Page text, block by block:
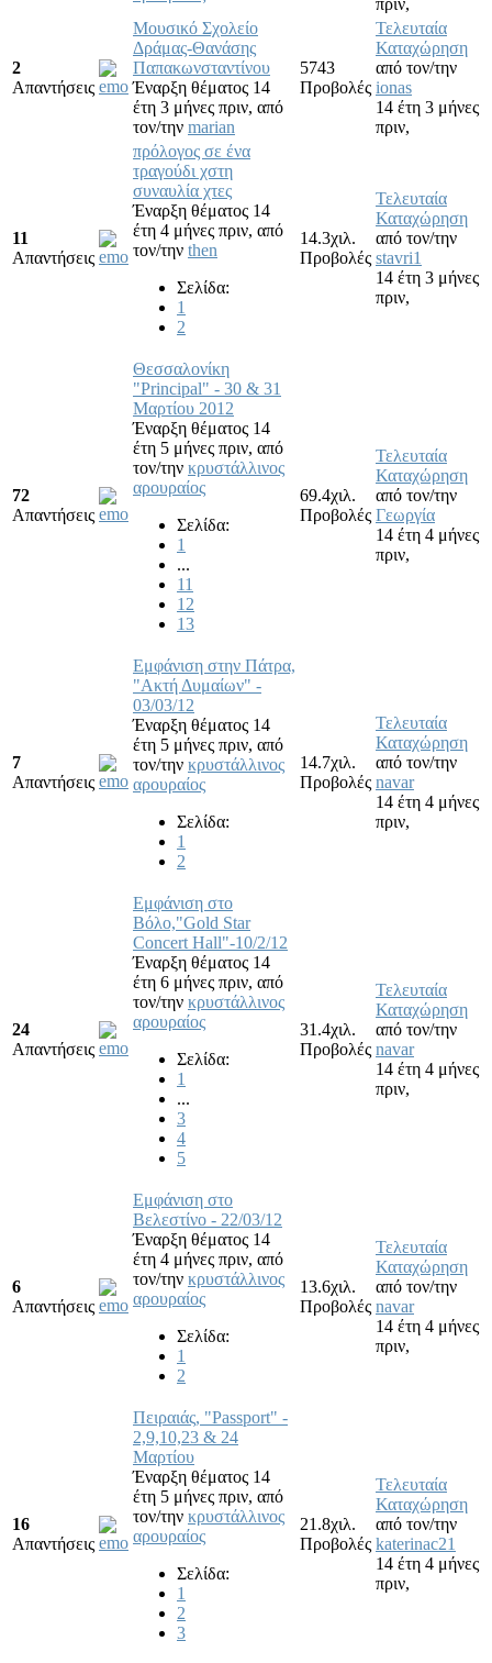
2
Απαντήσεις
Μουσικό Σχολείο
Δράμας-Θανάσης
Παπακωνσταντίνου
Έναρξη θέματος 14
έτη 3 μήνες πριν, από
τον/την marian
5743
Προβολές
Τελευταία
Καταχώρηση
από τον/την
ionas
14 έτη 3 μήνες
πριν,
11
Απαντήσεις
πρόλογος σε ένα
τραγούδι χστη
συναυλία χτες
Έναρξη θέματος 14
έτη 4 μήνες πριν, από
τον/την then
Σελίδα:
1
2
14.3χιλ.
Προβολές
Τελευταία
Καταχώρηση
από τον/την
stavri1
14 έτη 3 μήνες
πριν,
72
Απαντήσεις
Θεσσαλονίκη
"Principal" - 30 & 31
Μαρτίου 2012
Έναρξη θέματος 14
έτη 5 μήνες πριν, από
τον/την κρυστάλλινος
αρουραίος
Σελίδα:
1
...
11
12
13
69.4χιλ.
Προβολές
Τελευταία
Καταχώρηση
από τον/την
Γεωργία
14 έτη 4 μήνες
πριν,
7
Απαντήσεις
Εμφάνιση στην Πάτρα,
"Ακτή Δυμαίων" -
03/03/12
Έναρξη θέματος 14
έτη 5 μήνες πριν, από
τον/την κρυστάλλινος
αρουραίος
Σελίδα:
1
2
14.7χιλ.
Προβολές
Τελευταία
Καταχώρηση
από τον/την
navar
14 έτη 4 μήνες
πριν,
24
Απαντήσεις
Εμφάνιση στο
Βόλο,"Gold Star
Concert Hall"-10/2/12
Έναρξη θέματος 14
έτη 6 μήνες πριν, από
τον/την κρυστάλλινος
αρουραίος
Σελίδα:
1
...
3
4
5
31.4χιλ.
Προβολές
Τελευταία
Καταχώρηση
από τον/την
navar
14 έτη 4 μήνες
πριν,
6
Απαντήσεις
Εμφάνιση στο
Βελεστίνο - 22/03/12
Έναρξη θέματος 14
έτη 4 μήνες πριν, από
τον/την κρυστάλλινος
αρουραίος
Σελίδα:
1
2
13.6χιλ.
Προβολές
Τελευταία
Καταχώρηση
από τον/την
navar
14 έτη 4 μήνες
πριν,
16
Απαντήσεις
Πειραιάς, "Passport" -
2,9,10,23 & 24
Μαρτίου
Έναρξη θέματος 14
έτη 5 μήνες πριν, από
τον/την κρυστάλλινος
αρουραίος
Σελίδα:
1
2
3
21.8χιλ.
Προβολές
Τελευταία
Καταχώρηση
από τον/την
katerinac21
14 έτη 4 μήνες
πριν,